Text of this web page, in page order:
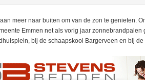
meer naar buiten om van de zon te genieten.
Emmen net als vorig jaar
bij de schaapskooi Bargerveen en bij de